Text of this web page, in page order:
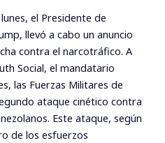
el Presidente de
llevó a cabo un anuncio
contra el narcotráfico. A
Social, el mandatario
las Fuerzas Militares de
ataque cinético contra
Este ataque, según
de los esfuerzos